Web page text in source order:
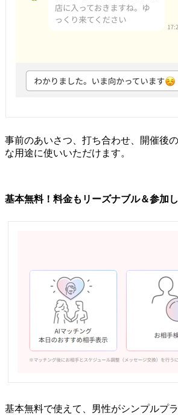
事前のあいさつ、打ち合わせ、開催後
な用途に使いいただけます。
基本無料！料金もリーズナブル＆参加
基本無料で使えて、男性がシンプルプ